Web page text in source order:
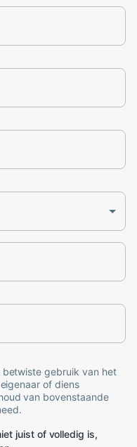
gebruik van het
of diens
van bovenstaande
juist of volledig is,